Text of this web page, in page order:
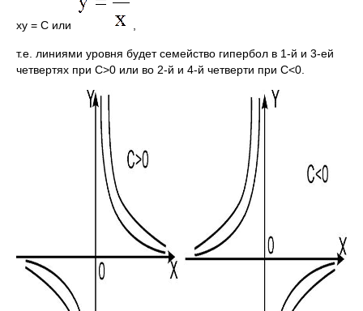
xy = C или
т.е. линиями уровня будет семейство гипербол в 1-й и 3-ей
четвертях при C>0 или во 2-й и 4-й четверти при C<0.